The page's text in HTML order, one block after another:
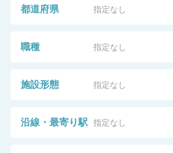
都道府県 指定なし
職種 指定なし
施設形態 指定なし
沿線・最寄り駅 指定なし